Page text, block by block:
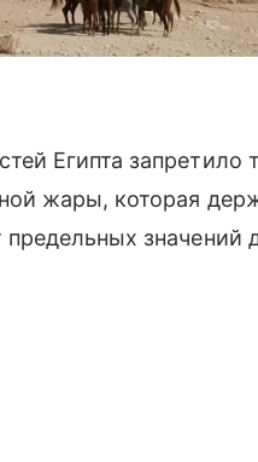
Египта
жары, которая
значений